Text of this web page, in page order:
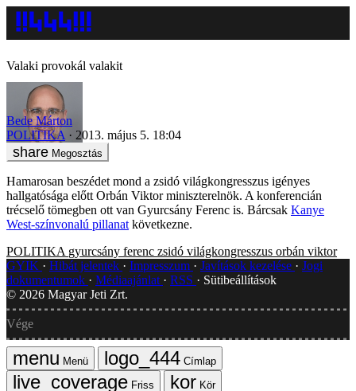
Valaki provokál valakit
Bede Márton
POLITIKA
2013. május 5. 18:04
Megosztás
Hamarosan beszédet mond a zsidó világkongresszus igényes
hallgatósága előtt Orbán Viktor miniszterelnök. A konferencián
trécselő tömegben ott van Gyurcsány Ferenc is. Bárcsak Kanye
West-színvonalú pillanat következne.
POLITIKA gyurcsány ferenc zsidó világkongresszus orbán viktor
GYIK
Hibát jelentek Impresszum Javítások kezelése
Jogi
dokumentumok
Médiaajánlat RSS
Sütibeállítások
© 2026 Magyar Jeti Zrt.
Vége
Menü
Címlap
Friss
Kör